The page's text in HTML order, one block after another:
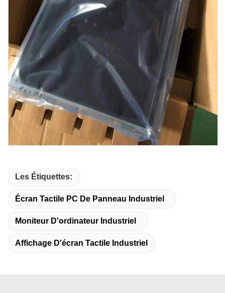
Les Étiquettes:
Écran Tactile PC De Panneau Industriel
Moniteur D'ordinateur Industriel
Affichage D'écran Tactile Industriel